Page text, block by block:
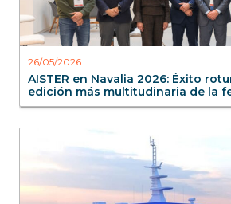
26/05/2026
AISTER en Navalia 2026: Éxito
edición más multitudinaria de la